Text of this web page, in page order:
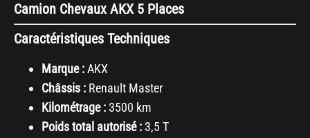
Camion Chevaux AKX 5 Places
Caractéristiques Techniques
Marque :AKX
Châssis : Renault Master
Kilométrage : 3500 km
Poids total autorisé : 3,5 T